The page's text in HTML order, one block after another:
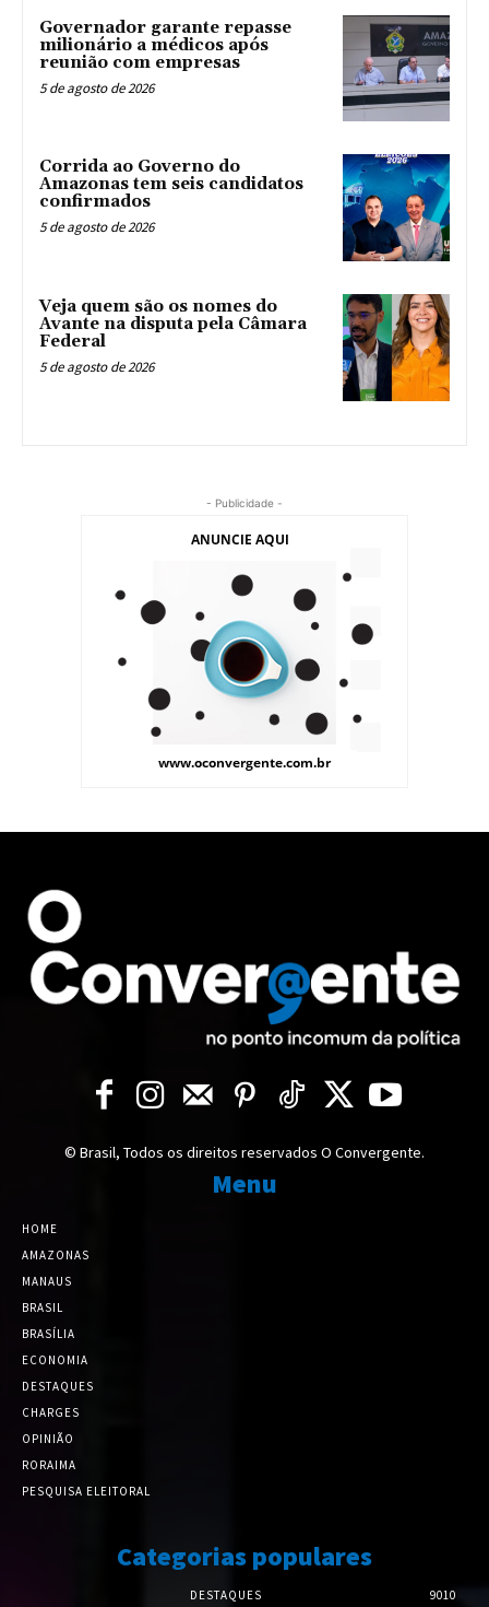
Governador garante repasse
milionário a médicos após
reunião com empresas
5 de agosto de 2026
Corrida ao Governo do
Amazonas tem seis candidatos
confirmados
5 de agosto de 2026
Veja quem são os nomes do
Avante na disputa pela Câmara
Federal
5 de agosto de 2026
- Publicidade -
© Brasil, Todos os direitos reservados O Convergente.
Menu
HOME
AMAZONAS
MANAUS
BRASIL
BRASÍLIA
ECONOMIA
DESTAQUES
CHARGES
OPINIÃO
RORAIMA
PESQUISA ELEITORAL
Categorias populares
DESTAQUES 9010